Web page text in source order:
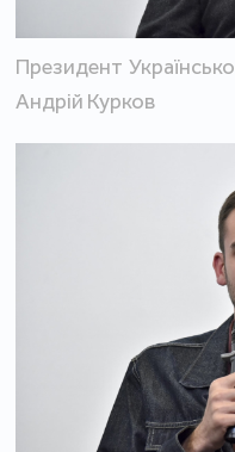
Президент
Андрій Курков